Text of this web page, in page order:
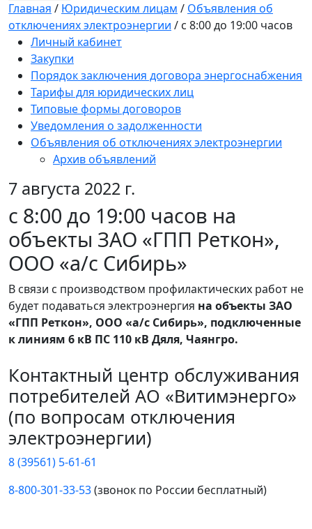
Главная / Юридическим лицам / Объявления об
отключениях электроэнергии / с 8:00 до 19:00 часов
Личный кабинет
Закупки
Порядок заключения договора энергоснабжения
Тарифы для юридических лиц
Типовые формы договоров
Уведомления о задолженности
Объявления об отключениях электроэнергии
Архив объявлений
7 августа 2022 г.
с 8:00 до 19:00 часов на
объекты ЗАО «ГПП Реткон»,
ООО «а/с Сибирь»
В связи с производством профилактических работ не
будет подаваться электроэнергия на объекты ЗАО
«ГПП Реткон», ООО «а/с Сибирь», подключенные
к линиям 6 кВ ПС 110 кВ Дяля, Чаянгро.
Контактный центр обслуживания
потребителей АО «Витимэнерго»
(по вопросам отключения
электроэнергии)
8 (39561) 5-61-61
8-800-301-33-53(звонок по России бесплатный)